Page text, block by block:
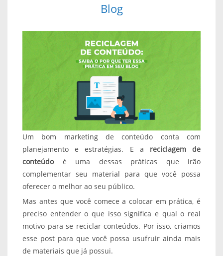
Blog
Um bom marketing de conteúdo conta com
planejamento e estratégias. E a reciclagem de
conteúdoé uma dessas práticas que irão
complementar seu material para que você possa
oferecer o melhor ao seu público.
Mas antes que você comece a colocar em prática, é
preciso entender o que isso significa e qual o real
motivo para se reciclar conteúdos. Por isso, criamos
esse post para que você possa usufruir ainda mais
de materiais que já possui.